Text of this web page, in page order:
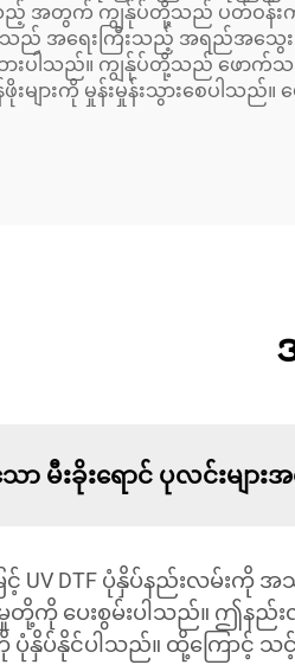
ည့် အတွက် ကျွန်ုပ်တို့သည် ပတ်ဝန်းက
ည် အရေးကြီးသည့် အရည်အသွေး
ပါသည်။ ကျွန်ုပ်တို့သည် ဖောက်သ
းများကို မှုန်းမှုန်းသွားစေပါ
မီးခိုးရောင် ပုလင်းမျ
DTF ပုံနှိပ်နည်းလမ်းကို အ
ကို ပေးစွမ်းပါသည်။ ဤနည်းလမ်
ပုံနှိပ်နိုင်ပါသည်။ ထို့ကြော